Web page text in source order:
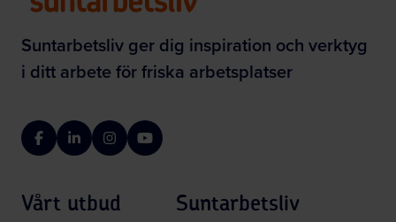
Suntarbetsliv ger dig inspiration och verktyg
i ditt arbete för friska arbetsplatser
FacebookLinkedInInstagramYouTube
Vårt utbud Suntarbetsliv